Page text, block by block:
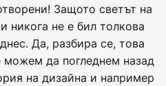
Защото светът на
никога не е бил толкова
Да, разбира се, това
да погледнем назад
на дизайна и например